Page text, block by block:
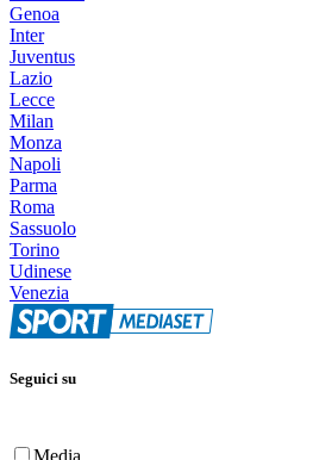
Genoa
Inter
Juventus
Lazio
Lecce
Milan
Monza
Napoli
Parma
Roma
Sassuolo
Torino
Udinese
Venezia
Seguici su
Media